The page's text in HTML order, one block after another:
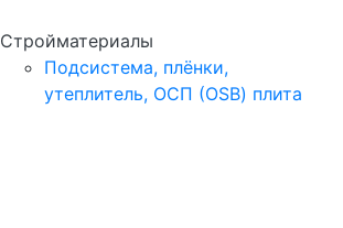
Стройматериалы
Подсистема, плёнки,
утеплитель, ОСП (OSB) плита